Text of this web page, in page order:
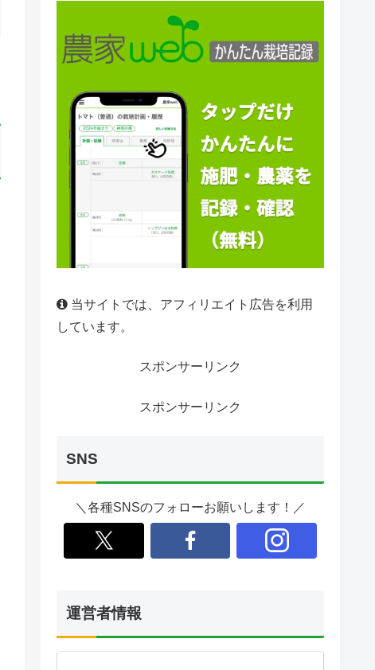
当サイトでは、アフィリエイト広告を利用
しています。
スポンサーリンク
スポンサーリンク
SNS
＼各種SNSのフォローお願いします！／
運営者情報